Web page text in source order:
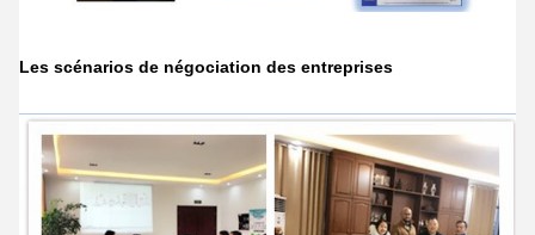
Les scénarios de négociation des entreprises